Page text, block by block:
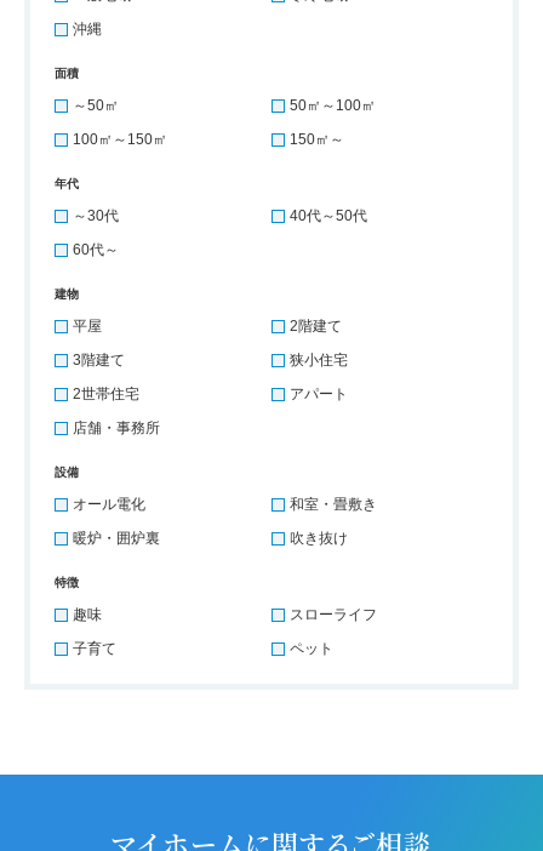
沖縄
面積
～50㎡
50㎡～100㎡
100㎡～150㎡
150㎡～
年代
～30代
40代～50代
60代～
建物
平屋
2階建て
3階建て
狭小住宅
2世帯住宅
アパート
店舗・事務所
設備
オール電化
和室・畳敷き
暖炉・囲炉裏
吹き抜け
特徴
趣味
スローライフ
子育て
ペット